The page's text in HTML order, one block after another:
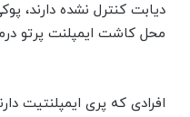
دیابت کنترل نشده دارند،
محل کاشت ایمپلنت پرتو
افرادی که پری ایمپلنتیت